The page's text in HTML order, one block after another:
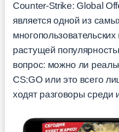
Counter-Strike: Global
является одной из
растущей
вопрос: можно ли
CS:GO или это всего
ходят разговоры среди